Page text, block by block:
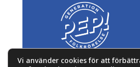
Vi använder cookies för att